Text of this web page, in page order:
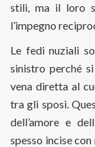
stili, ma il loro
l’impegno
Le fedi nuziali
sinistro perché
vena diretta al
tra gli sposi.
dell’amore e
spesso incise